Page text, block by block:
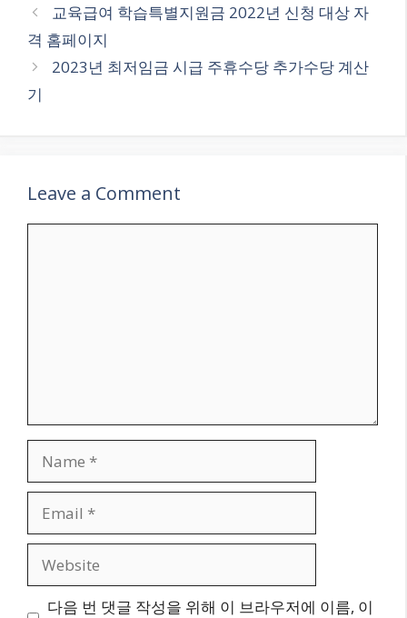
교육급여 학습특별지원금 2022년 신청 대상 자
격 홈페이지
2023년 최저임금 시급 주휴수당 추가수당 계산
기
Leave a Comment
다음 번 댓글 작성을 위해 이 브라우저에 이름, 이